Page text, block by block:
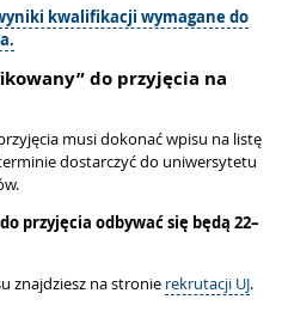
kwalifikacji wymagane do
do przyjęcia na
musi dokonać wpisu na listę
dostarczyć do uniwersytetu
przyjęcia odbywać się będą 22–
znajdziesz na stronie rekrutacji UJ.